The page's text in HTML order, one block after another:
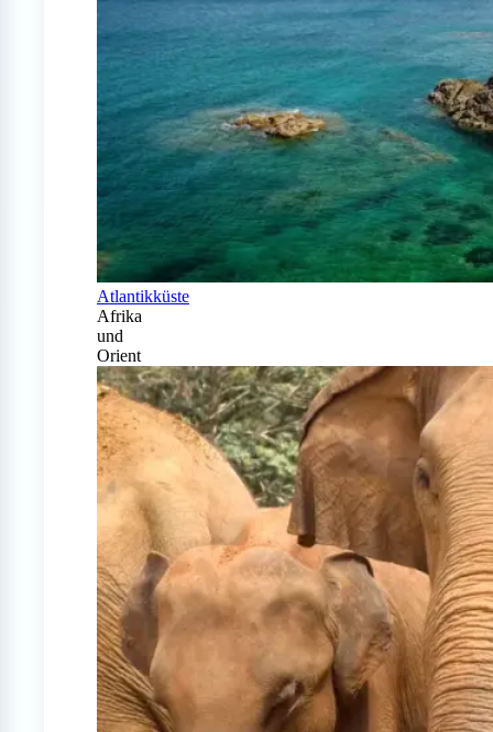
Atlantikküste
Afrika
und
Orient